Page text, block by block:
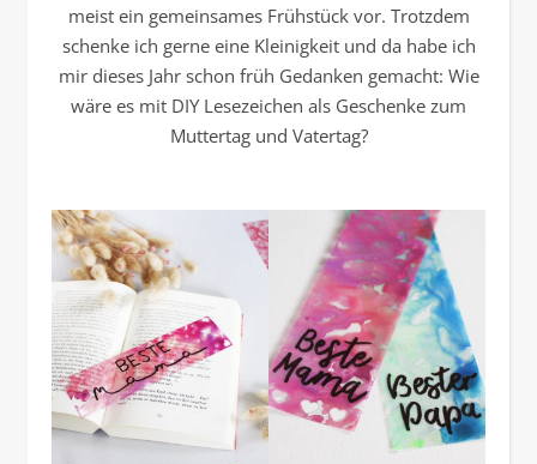
meist ein gemeinsames Frühstück vor. Trotzdem
schenke ich gerne eine Kleinigkeit und da habe ich
mir dieses Jahr schon früh Gedanken gemacht: Wie
wäre es mit DIY Lesezeichen als Geschenke zum
Muttertag und Vatertag?